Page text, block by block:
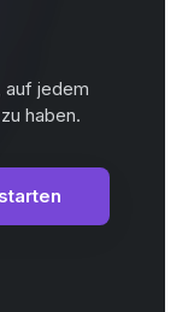
auf jedem
haben.